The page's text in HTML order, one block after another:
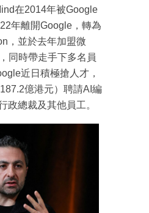
在2014年被Google
年離開Google，轉為
，並於去年加盟微
同時帶走手下多名員
近日積極搶人才，
億港元）聘請AI編
政總裁及其他員工。
成為 EJ Tech 會員
箱！